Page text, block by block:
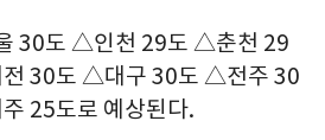
30도 △인천 29도 △춘천 29
30도 △대구 30도 △전주 30
25도로 예상된다.